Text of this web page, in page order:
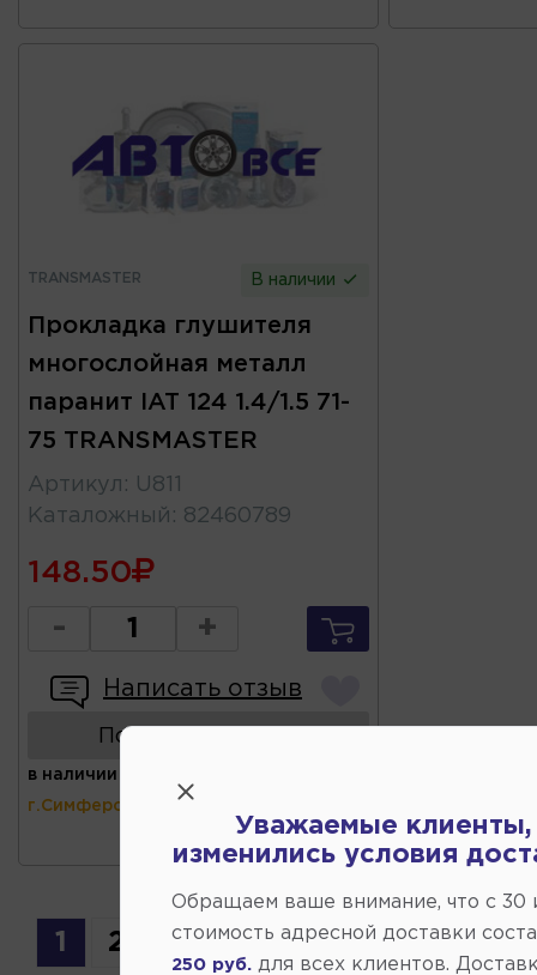
TRANSMASTER В наличии
Прокладка глушителя
многослойная металл
паранит IAT 124 1.4/1.5 71-
75 TRANSMASTER
Артикул : U811
Каталожный : 82460789
148.50
- +
Написать отзыв
Показать аналоги
в наличии
г.Симферополь)
1 2
Уважаемые клиенты,
изменились условия
Обращаем ваше внимание, что c 30
стоимость адресной доставки
250 руб.
для всех клиентов.